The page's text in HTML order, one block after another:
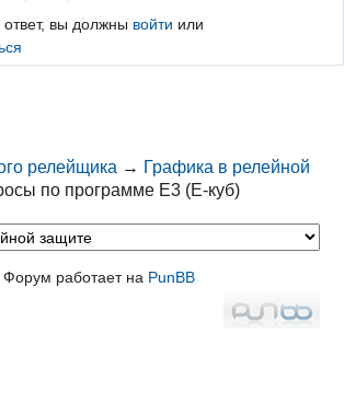
вы должны войти или
релейщика → Графика в релейной
по программе Е3 (Е-куб)
Форум работает на PunBB